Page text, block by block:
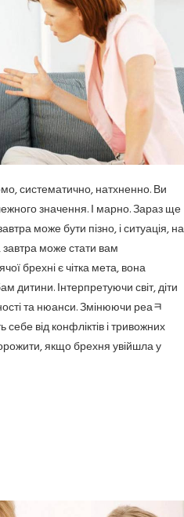
систематично, натхненно. Ви
значення. І марно. Зараз ще
може бути пізно, і ситуація, на
може стати вам
брехні є чітка мета, вона
дитини. Інтерпретуючи світ, діти
та нюанси. Змінюючи реаﾻ
від конфліктів і тривожних
якщо брехня увійшла у